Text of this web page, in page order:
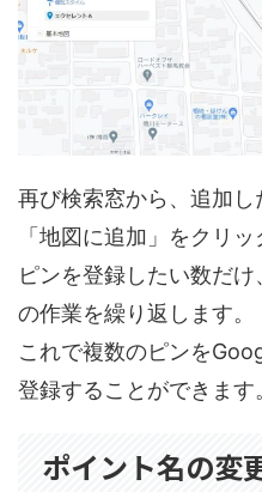
再び検索窓から、追加し
「地図に追加」をクリッ
ピンを登録したい数だけ
の作業を繰り返します。
これで複数のピンを
登録することができます
ポイント名の変